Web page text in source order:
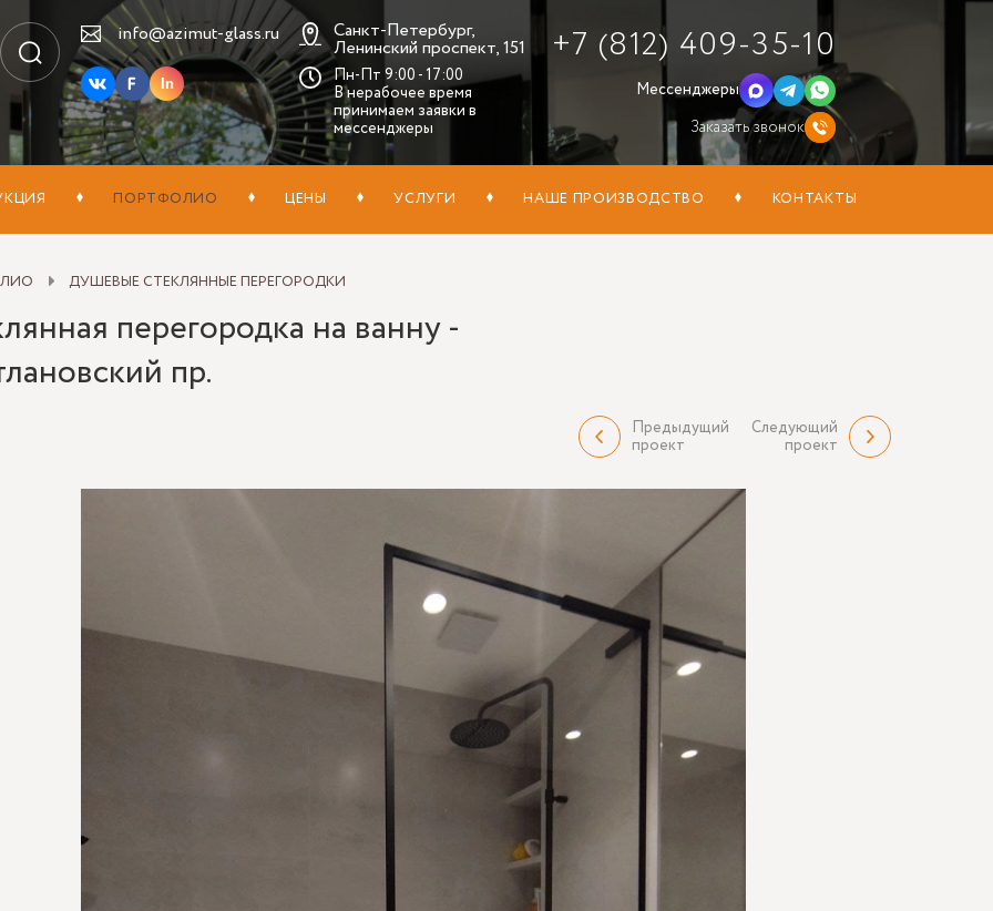
info@azimut-glass.ru
In
Санкт-Петербург,
Ленинский проспект, 151
Пн-Пт 9:00 - 17:00
В нерабочее время
принимаем заявки в
мессенджеры
+7 (812) 409-35-10
Мессенджеры
Заказать звонок
ПОРТФОЛИО ЦЕНЫ УСЛУГИ НАШЕ ПРОИЗВОДСТВО КОНТАКТЫ
ДУШЕВЫЕ СТЕКЛЯННЫЕ ПЕРЕГОРОДКИ
перегородка на ванну -
пр.
Предыдущий
проект
Следующий
проект